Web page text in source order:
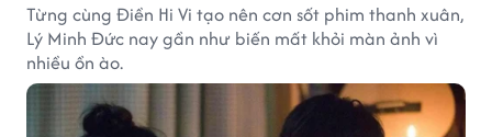
Từng cùng Điền Hi Vi tạo nên cơn sốt phim thanh xuân,
Lý Minh Đức nay gần như biến mất khỏi màn ảnh vì
nhiều ồn ào.